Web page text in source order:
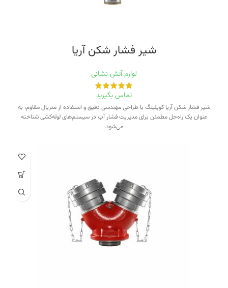
شیر فشار شکن آریا
لوازم آتش نشانی
تماس بگیرید
شیر فشار شکن آریا کوپلینگ با طراحی مهندسی دقیق و استفاده از متریال مقاوم، به
عنوان یک راه‌حل مطمئن برای مدیریت فشار آب در سیستم‌های لوله‌کشی شناخته
می‌شود.